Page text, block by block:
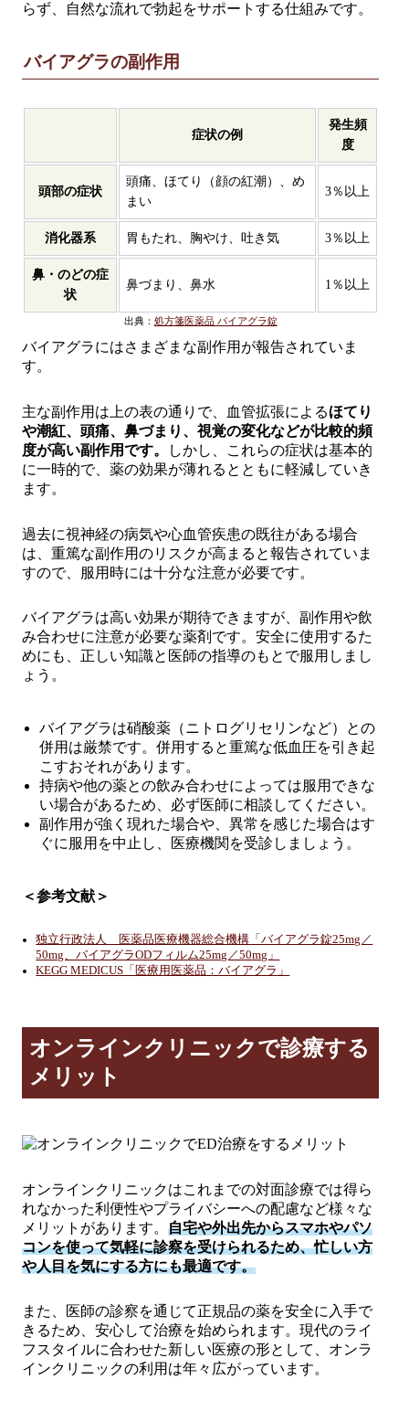
らず、自然な流れで勃起をサポートする仕組みです。
バイアグラの副作用
症状の例
発生頻
度
頭部の症状
頭痛、ほてり（顔の紅潮）、め
まい
3％以上
消化器系 胃もたれ、胸やけ、吐き気 3％以上
鼻・のどの症
状
鼻づまり、鼻水 1％以上
出典： 処方箋医薬品 バイアグラ錠
バイアグラにはさまざまな副作用が報告されていま
す。
主な副作用は上の表の通りで、血管拡張によるほてり
や潮紅、頭痛、鼻づまり、視覚の変化などが比較的頻
度が高い副作用です。
しかし、これらの症状は基本的
に一時的で、薬の効果が薄れるとともに軽減していき
ます。
過去に視神経の病気や心血管疾患の既往がある場合
は、重篤な副作用のリスクが高まると報告されていま
すので、服用時には十分な注意が必要です。
バイアグラは高い効果が期待できますが、副作用や飲
み合わせに注意が必要な薬剤です。安全に使用するた
めにも、正しい知識と医師の指導のもとで服用しまし
ょう。
バイアグラは硝酸薬（ニトログリセリンなど）との
併用は厳禁です。併用すると重篤な低血圧を引き起
こすおそれがあります。
持病や他の薬との飲み合わせによっては服用できな
い場合があるため、必ず医師に相談してください。
副作用が強く現れた場合や、異常を感じた場合はす
ぐに服用を中止し、医療機関を受診しましょう。
＜参考文献＞
独立行政法人 医薬品医療機器総合機構「バイアグラ錠25mg／
50mg、バイアグラODフィルム25mg／50mg」
KEGG MEDICUS「医療用医薬品：バイアグラ」
オンラインクリニックで診療する
メリット
オンラインクリニックはこれまでの対面診療では得ら
れなかった利便性やプライバシーへの配慮など様々な
メリットがあります。 自宅や外出先からスマホやパソ
コンを使って気軽に診察を受けられるため、忙しい方
や人目を気にする方にも最適です。
また、医師の診察を通じて正規品の薬を安全に入手で
きるため、安心して治療を始められます。現代のライ
フスタイルに合わせた新しい医療の形として、オンラ
インクリニックの利用は年々広がっています。